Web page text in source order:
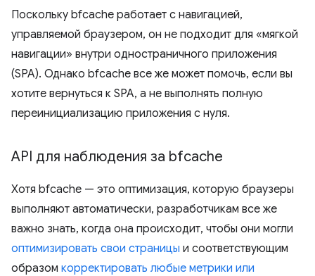
Поскольку bfcache работает с навигацией,
управляемой браузером, он не подходит для «мягкой
навигации» внутри одностраничного приложения
(SPA). Однако bfcache все же может помочь, если вы
хотите вернуться к SPA, а не выполнять полную
переинициализацию приложения с нуля.
API для наблюдения за bfcache
Хотя bfcache — это оптимизация, которую браузеры
выполняют автоматически, разработчикам все же
важно знать, когда она происходит, чтобы они могли
оптимизировать свои страницы и соответствующим
образом корректировать любые метрики или